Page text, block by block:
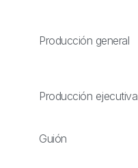
Producción general
Producción ejecutiva
Guión